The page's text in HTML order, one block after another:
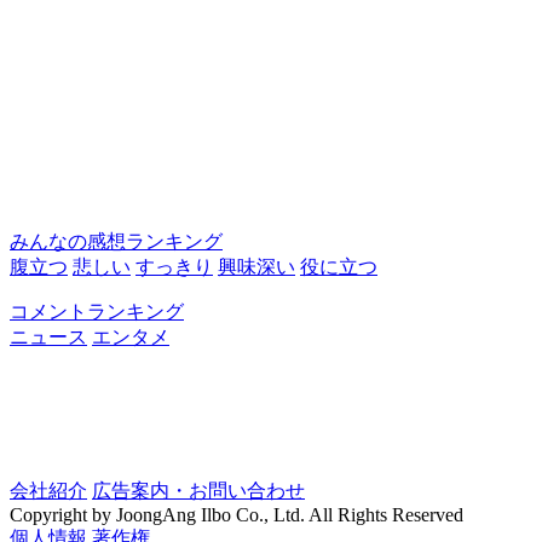
みんなの感想ランキング
腹立つ 悲しい すっきり 興味深い 役に立つ
コメントランキング
ニュース エンタメ
会社紹介 広告案内・お問い合わせ
Copyright by JoongAng Ilbo Co., Ltd. All Rights Reserved
個人情報 著作権